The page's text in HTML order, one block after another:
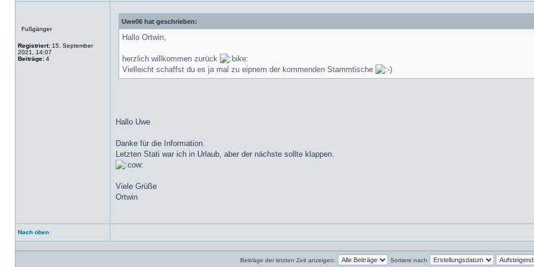
Fußgänger
Registriert: 15. September
2021, 14:07
Beiträge: 4
Uwe06 hat geschrieben:
Hallo Ortwin,
herzlich willkommen zurück
Vielleicht schaffst du es ja mal zu eipnem der kommenden Stammtische
Hallo Uwe
Danke für die Information.
Letzten Stati war ich in Urlaub, aber der nächste sollte klappen.
Viele Grüße
Ortwin
Nach oben
Profil
Beiträge der letzten Zeit anzeigen:
Sortiere nach